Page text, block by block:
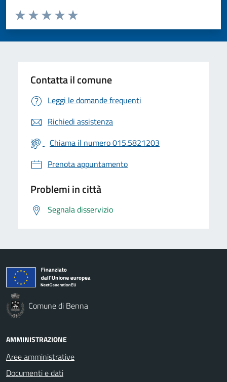
Valuta da 1 a 5 stelle la pagina
Valuta 5 stelle su 5
Valuta 4 stelle su 5
Valuta 3 stelle su 5
Valuta 2 stelle su 5
Valuta 1 stelle su 5
Contatta il comune
Leggi le domande frequenti
Richiedi assistenza
Chiama il numero 015.5821203
Prenota appuntamento
Problemi in città
Segnala disservizio
Comune di Benna
AMMINISTRAZIONE
Aree amministrative
Documenti e dati